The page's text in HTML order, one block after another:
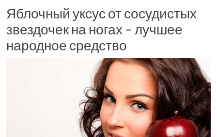
Яблочный уксус от сосудистых
звездочек на ногах – лучшее
народное средство